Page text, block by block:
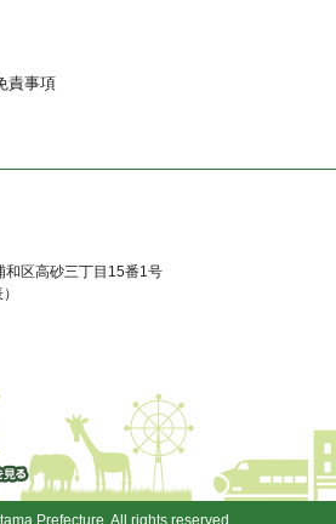
責事項
区高砂三丁目15番1号
Prefecture. All rights reserved.